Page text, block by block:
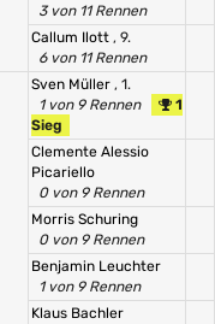
3 von 11 Rennen
Callum Ilott , 9.
6 von 11 Rennen
Sven Müller , 1.
1 von 9 Rennen
1
Sieg
Clemente Alessio
Picariello
0 von 9 Rennen
Morris Schuring
0 von 9 Rennen
Benjamin Leuchter
1 von 9 Rennen
Klaus Bachler